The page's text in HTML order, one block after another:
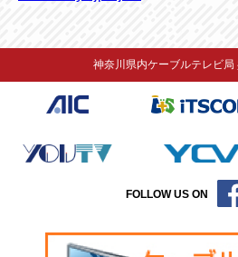
神奈川県内ケーブルテレビ局
FOLLOW US ON